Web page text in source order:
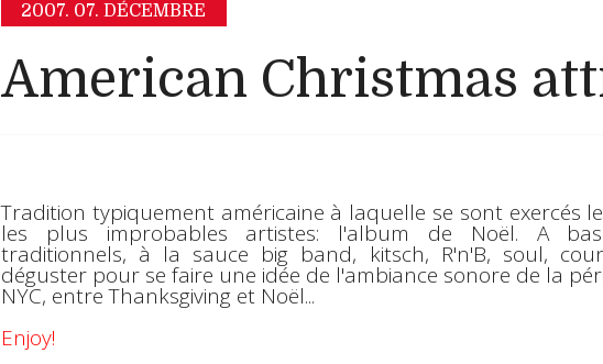
2007. 07. DÉCEMBRE
American Christmas
Tradition typiquement américaine à laquelle se sont exercés
les plus improbables artistes: l'album de Noël. A
traditionnels, à la sauce big band, kitsch, R'n'B, soul,
déguster pour se faire une idée de l'ambiance sonore de la
NYC, entre Thanksgiving et Noël...
Enjoy!